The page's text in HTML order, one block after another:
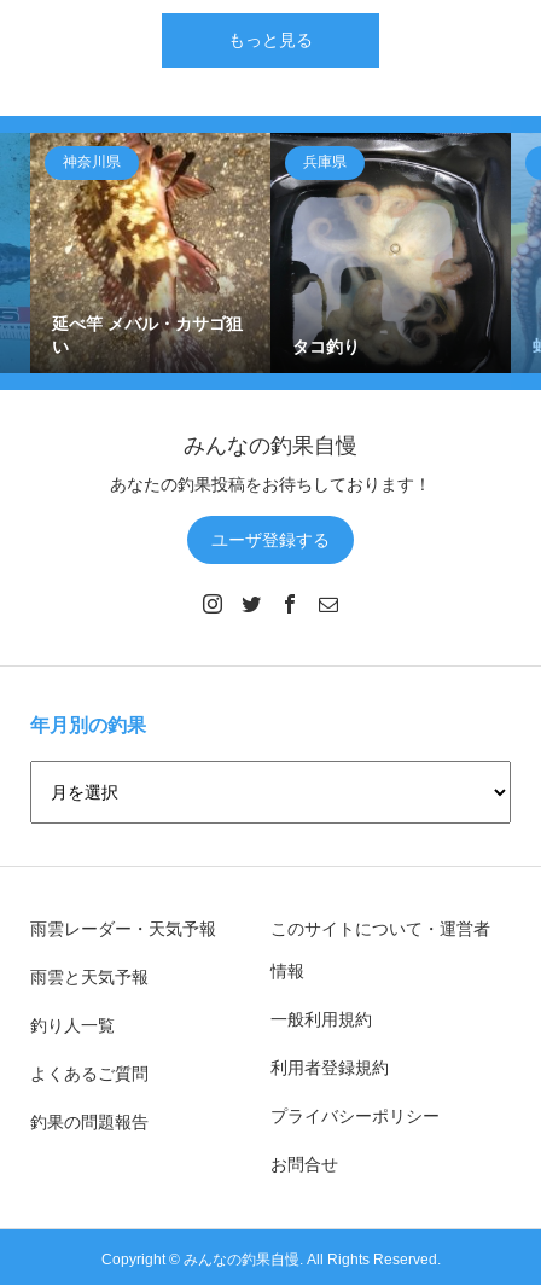
もっと見る
神奈川県
延べ竿 メバル・カサゴ狙
い
兵庫県
タコ釣り
みんなの釣果自慢
あなたの釣果投稿をお待ちしております！
ユーザ登録する
年月別の釣果
雨雲レーダー・天気予報
雨雲と天気予報
釣り人一覧
よくあるご質問
釣果の問題報告
このサイトについて・運営者
情報
一般利用規約
利用者登録規約
プライバシーポリシー
お問合せ
Copyright ©みんなの釣果自慢. All Rights Reserved.